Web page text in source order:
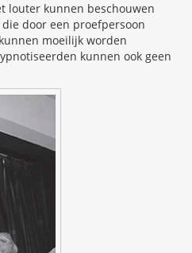
louter kunnen beschouwen
door een proefpersoon
moeilijk worden
kunnen ook geen